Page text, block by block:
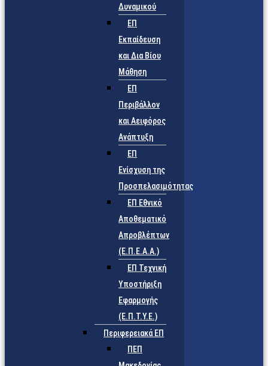
Δυναμικού
ΕΠ
Εκπαίδευση
και Δια Βίου
Μάθηση
ΕΠ
Περιβάλλον
και Αειφόρος
Ανάπτυξη
ΕΠ
Ενίσχυση της
Προσπελασιμότητας
ΕΠ Εθνικό
Αποθεματικό
Απροβλέπτων
(Ε.Π.Ε.Α.Α.)
ΕΠ Τεχνική
Υποστήριξη
Εφαρμογής
(Ε.Π.Τ.Υ.Ε.)
Περιφερειακά ΕΠ
ΠΕΠ